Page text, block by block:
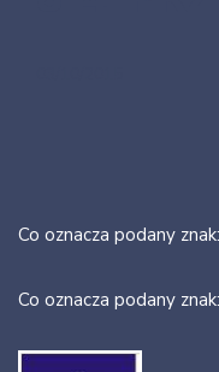
Co oznacza podany znak:
Co oznacza podany znak: